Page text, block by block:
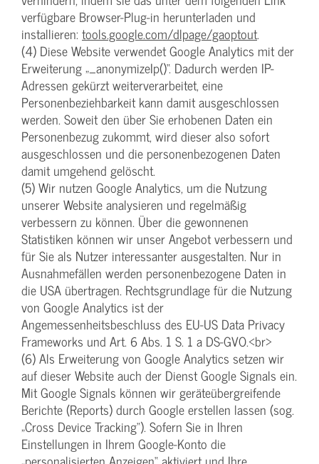
verfügbare Browser-Plug-in herunterladen und
installieren: tools.google.com/dlpage/gaoptout.
(4) Diese Website verwendet Google Analytics mit der
Erweiterung „_anonymizeIp()“. Dadurch werden IP-
Adressen gekürzt weiterverarbeitet, eine
Personenbeziehbarkeit kann damit ausgeschlossen
werden. Soweit den über Sie erhobenen Daten ein
Personenbezug zukommt, wird dieser also sofort
ausgeschlossen und die personenbezogenen Daten
damit umgehend gelöscht.
(5) Wir nutzen Google Analytics, um die Nutzung
unserer Website analysieren und regelmäßig
verbessern zu können. Über die gewonnenen
Statistiken können wir unser Angebot verbessern und
für Sie als Nutzer interessanter ausgestalten. Nur in
Ausnahmefällen werden personenbezogene Daten in
die USA übertragen. Rechtsgrundlage für die Nutzung
von Google Analytics ist der
Angemessenheitsbeschluss des EU-US Data Privacy
Frameworks und Art. 6 Abs. 1 S. 1 a DS-GVO.<br>
(6) Als Erweiterung von Google Analytics setzen wir
auf dieser Website auch der Dienst Google Signals ein.
Mit Google Signals können wir geräteübergreifende
Berichte (Reports) durch Google erstellen lassen (sog.
„Cross Device Tracking“). Sofern Sie in Ihren
Einstellungen in Ihrem Google-Konto die